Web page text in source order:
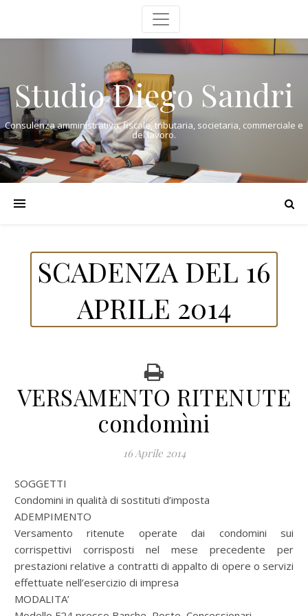
Studio Diego Sandri
Consulenza amministrativa, fiscale, tributaria, societaria, commerciale e
del lavoro.
SCADENZA DEL 16
APRILE 2014
VERSAMENTO RITENUTE
condomìni
16 Aprile 2014
SOGGETTI
Condomini in qualità di sostituti d’imposta
ADEMPIMENTO
Versamento ritenute operate dai condomini sui
corrispettivi corrisposti nel mese precedente per
prestazioni relative a contratti di appalto di opere o servizi
effettuate nell’esercizio di impresa
MODALITA’